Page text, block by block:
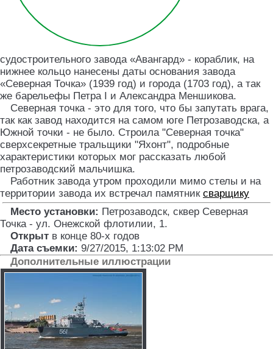
судостроительного завода «Авангард» - кораблик, на
нижнее кольцо нанесены даты основания завода
«Северная Точка» (1939 год) и города (1703 год), а так
же барельефы Петра I и Александра Меншикова.
Северная точка - это для того, что бы запутать врага,
так как завод находится на самом юге Петрозаводска, а
Южной точки - не было. Строила "Северная точка"
сверхсекретные тральщики "Яхонт", подробные
характеристики которых мог рассказать любой
петрозаводский мальчишка.
Работник завода утром проходили мимо стелы и на
территории завода их встречал памятник сварщику
Место установки: Петрозаводск, сквер Северная
Точка - ул. Онежской флотилии, 1.
Открыт в конце 80-х годов
Дата съемки: 9/27/2015, 1:13:02 PM
Дополнительные иллюстрации